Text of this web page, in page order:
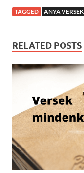
TAGGED ANYA VERSEK
RELATED POSTS